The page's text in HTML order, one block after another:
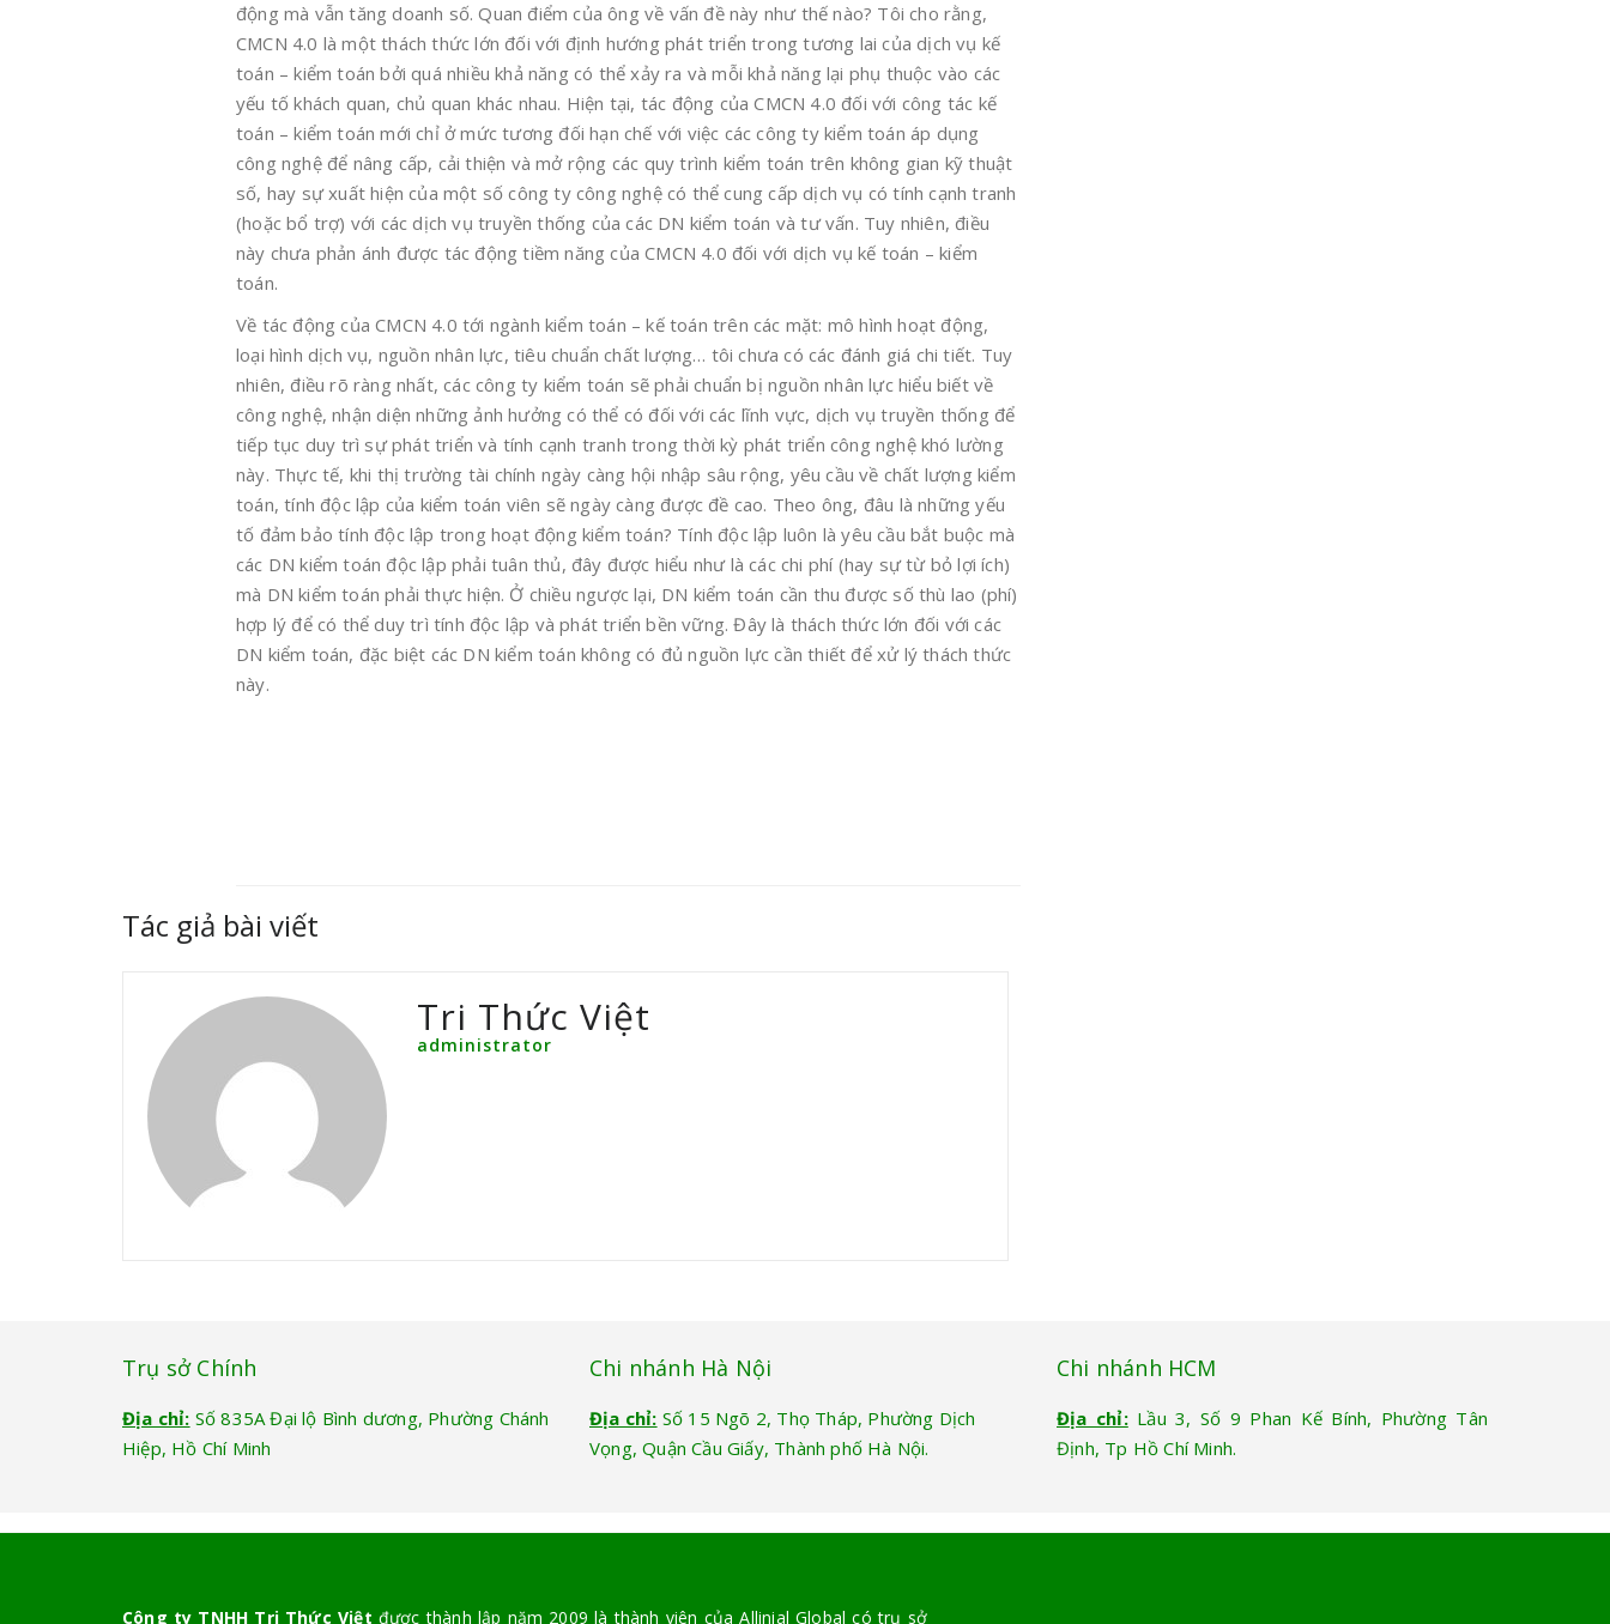
động mà vẫn tăng doanh số. Quan điểm của ông về vấn đề này như thế nào? Tôi cho rằng,
CMCN 4.0 là một thách thức lớn đối với định hướng phát triển trong tương lai của dịch vụ kế
toán – kiểm toán bởi quá nhiều khả năng có thể xảy ra và mỗi khả năng lại phụ thuộc vào các
yếu tố khách quan, chủ quan khác nhau. Hiện tại, tác động của CMCN 4.0 đối với công tác kế
toán – kiểm toán mới chỉ ở mức tương đối hạn chế với việc các công ty kiểm toán áp dụng
công nghệ để nâng cấp, cải thiện và mở rộng các quy trình kiểm toán trên không gian kỹ thuật
số, hay sự xuất hiện của một số công ty công nghệ có thể cung cấp dịch vụ có tính cạnh tranh
(hoặc bổ trợ) với các dịch vụ truyền thống của các DN kiểm toán và tư vấn. Tuy nhiên, điều
này chưa phản ánh được tác động tiềm năng của CMCN 4.0 đối với dịch vụ kế toán – kiểm
toán.
Về tác động của CMCN 4.0 tới ngành kiểm toán – kế toán trên các mặt: mô hình hoạt động,
loại hình dịch vụ, nguồn nhân lực, tiêu chuẩn chất lượng… tôi chưa có các đánh giá chi tiết. Tuy
nhiên, điều rõ ràng nhất, các công ty kiểm toán sẽ phải chuẩn bị nguồn nhân lực hiểu biết về
công nghệ, nhận diện những ảnh hưởng có thể có đối với các lĩnh vực, dịch vụ truyền thống để
tiếp tục duy trì sự phát triển và tính cạnh tranh trong thời kỳ phát triển công nghệ khó lường
này. Thực tế, khi thị trường tài chính ngày càng hội nhập sâu rộng, yêu cầu về chất lượng kiểm
toán, tính độc lập của kiểm toán viên sẽ ngày càng được đề cao. Theo ông, đâu là những yếu
tố đảm bảo tính độc lập trong hoạt động kiểm toán? Tính độc lập luôn là yêu cầu bắt buộc mà
các DN kiểm toán độc lập phải tuân thủ, đây được hiểu như là các chi phí (hay sự từ bỏ lợi ích)
mà DN kiểm toán phải thực hiện. Ở chiều ngược lại, DN kiểm toán cần thu được số thù lao (phí)
hợp lý để có thể duy trì tính độc lập và phát triển bền vững. Đây là thách thức lớn đối với các
DN kiểm toán, đặc biệt các DN kiểm toán không có đủ nguồn lực cần thiết để xử lý thách thức
này.
Tác giả bài viết
Tri Thức Việt
administrator
Trụ sở Chính
Địa chỉ: Số 835A Đại lộ Bình dương, Phường Chánh
Hiệp, Hồ Chí Minh
Chi nhánh Hà Nội
Địa chỉ: Số 15 Ngõ 2, Thọ Tháp, Phường Dịch
Vọng, Quận Cầu Giấy, Thành phố Hà Nội.
Chi nhánh HCM
Địa chỉ:Lầu 3, Số 9 Phan Kế Bính, Phường Tân
Định, Tp Hồ Chí Minh.
Công ty TNHH Tri Thức Việt được thành lập năm 2009 là thành viên của Allinial Global có trụ sở